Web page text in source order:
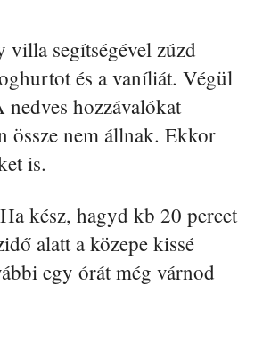
villa segítségével zúzd
és a vaníliát. Végül
nedves hozzávalókat
össze nem állnak. Ekkor
is.
kész, hagyd kb 20 percet
alatt a közepe kissé
egy órát még várnod